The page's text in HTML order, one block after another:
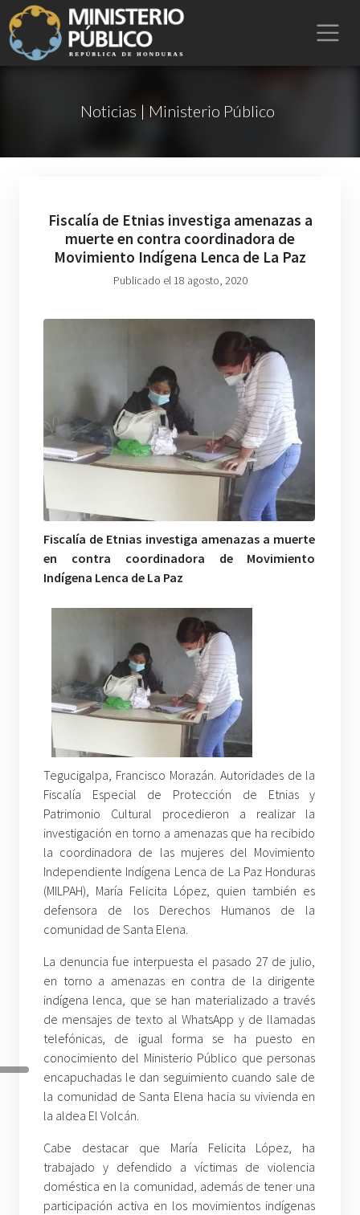
Noticias | Ministerio Público
Fiscalía de Etnias investiga amenazas a
muerte en contra coordinadora de
Movimiento Indígena Lenca de La Paz
Publicado el 18 agosto, 2020
Fiscalía de Etnias investiga amenazas a muerte
en contra coordinadora de Movimiento
Indígena Lenca de La Paz
Tegucigalpa, Francisco Morazán. Autoridades de la
Fiscalía Especial de Protección de Etnias y
Patrimonio Cultural procedieron a realizar la
investigación en torno a amenazas que ha recibido
la coordinadora de las mujeres del Movimiento
Independiente Indígena Lenca de La Paz Honduras
(MILPAH), María Felicita López, quien también es
defensora de los Derechos Humanos de la
comunidad de Santa Elena.
La denuncia fue interpuesta el pasado 27 de julio,
en torno a amenazas en contra de la dirigente
indígena lenca, que se han materializado a través
de mensajes de texto al WhatsApp y de llamadas
telefónicas, de igual forma se ha puesto en
conocimiento del Ministerio Público que personas
encapuchadas le dan seguimiento cuando sale de
la comunidad de Santa Elena hacia su vivienda en
la aldea El Volcán.
Cabe destacar que María Felicita López, ha
trabajado y defendido a víctimas de violencia
doméstica en la comunidad, además de tener una
participación activa en los movimientos indígenas